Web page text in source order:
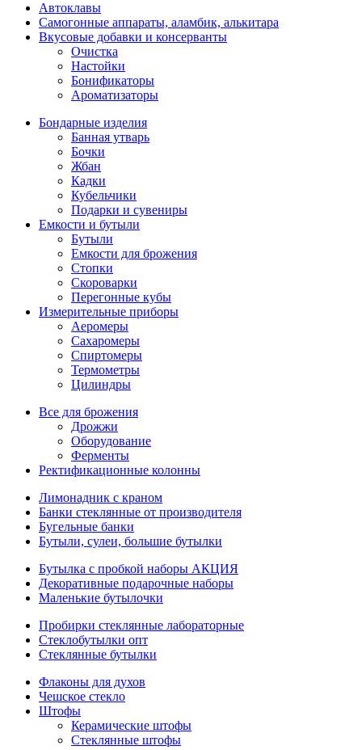
Автоклавы
Самогонные аппараты, аламбик, алькитара
Вкусовые добавки и консерванты
Очистка
Настойки
Бонификаторы
Ароматизаторы
Бондарные изделия
Банная утварь
Бочки
Жбан
Кадки
Кубельчики
Подарки и сувениры
Емкости и бутыли
Бутыли
Емкости для брожения
Стопки
Скороварки
Перегонные кубы
Измерительные приборы
Аеромеры
Сахаромеры
Спиртомеры
Термометры
Цилиндры
Все для брожения
Дрожжи
Оборудование
Ферменты
Ректификационные колонны
Лимонадник с краном
Банки стеклянные от производителя
Бугельные банки
Бутыли, сулеи, большие бутылки
Бутылка с пробкой наборы АКЦИЯ
Декоративные подарочные наборы
Маленькие бутылочки
Пробирки стеклянные лабораторные
Стеклобутылки опт
Стеклянные бутылки
Флаконы для духов
Чешское стекло
Штофы
Керамические штофы
Стеклянные штофы